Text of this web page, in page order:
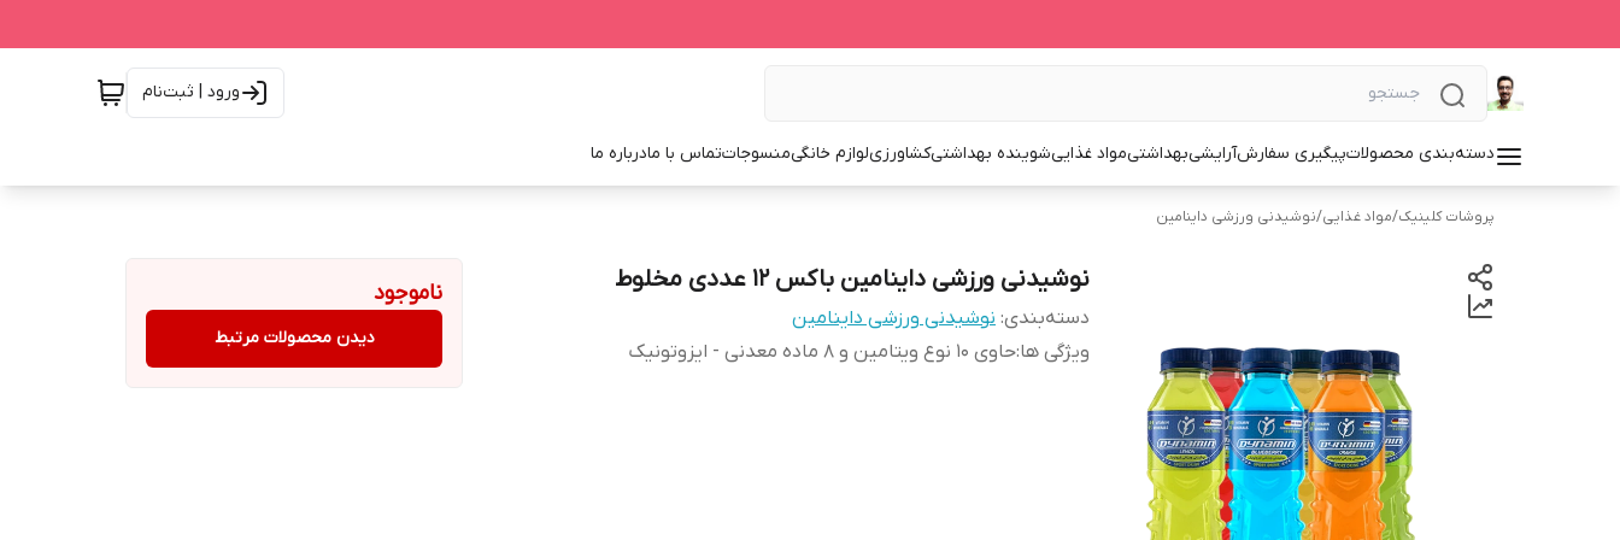
ورود | ثبت‌نام
دسته‌بندی محصولاتپیگیری سفارشآرایشیبهداشتیمواد غذاییشوینده بهداشتیکشاورزیلوازم خانگیمنسوجاتتماس با مادرباره ما
پروشات کلینیک/مواد غذایی/نوشیدنی ورزشی داینامین
نوشیدنی ورزشی داینامین باکس 12 عددی مخلوط
دسته‌بندی: نوشیدنی ورزشی داینامین
ویژگی ها:حاوی ۱۰ نوع ویتامین و ۸ ماده معدنی - ایزوتونیک
ناموجود
دیدن محصولات مرتبط